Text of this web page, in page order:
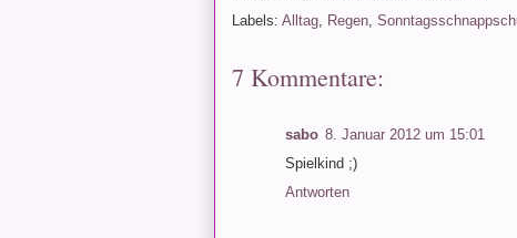
Labels: Alltag Regen
7 Kommentare:
sabo 8. Januar 2012 um 15:01
Spielkind ;)
Antworten